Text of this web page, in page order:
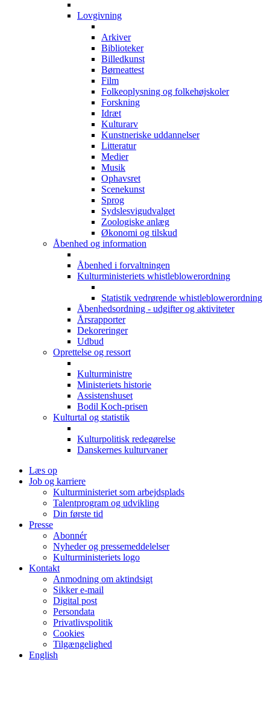
Lovgivning
Arkiver
Biblioteker
Billedkunst
Børneattest
Film
Folkeoplysning og folkehøjskoler
Forskning
Idræt
Kulturarv
Kunstneriske uddannelser
Litteratur
Medier
Musik
Ophavsret
Scenekunst
Sprog
Sydslesvigudvalget
Zoologiske anlæg
Økonomi og tilskud
Åbenhed og information
Åbenhed i forvaltningen
Kulturministeriets whistleblowerordning
Statistik vedrørende whistleblowerordning
Åbenhedsordning - udgifter og aktiviteter
Årsrapporter
Dekoreringer
Udbud
Oprettelse og ressort
Kulturministre
Ministeriets historie
Assistenshuset
Bodil Koch-prisen
Kulturtal og statistik
Kulturpolitisk redegørelse
Danskernes kulturvaner
Læs op
Job og karriere
Kulturministeriet som arbejdsplads
Talentprogram og udvikling
Din første tid
Presse
Abonnér
Nyheder og pressemeddelelser
Kulturministeriets logo
Kontakt
Anmodning om aktindsigt
Sikker e-mail
Digital post
Persondata
Privatlivspolitik
Cookies
Tilgængelighed
English